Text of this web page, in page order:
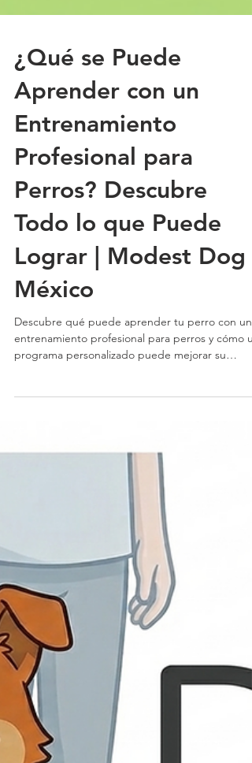
¿Qué se Puede
Aprender con un
Entrenamiento
Profesional para
Perros? Descubre
Todo lo que Puede
Lograr | Modest Dog
México
entrenamiento profesional para perros y cómo un
Modest Dog México y ayuda a tu compañero a
desarrollar todo su potencial.